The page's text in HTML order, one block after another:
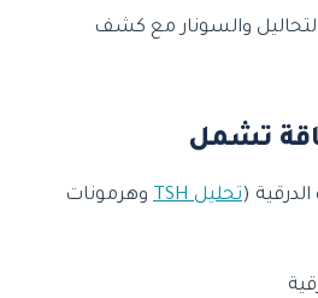
والسونار مع كشف
تشمل
(تحليل TSH
وهرمونات